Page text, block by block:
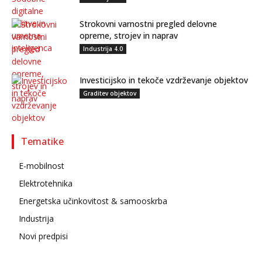
Strokovni varnostni pregled delovne
opreme, strojev in naprav
Industrija 4.0
Investicijsko in tekoče vzdrževanje objektov
Graditev objektov
Tematike
E-mobilnost
Elektrotehnika
Energetska učinkovitost & samooskrba
Industrija
Novi predpisi